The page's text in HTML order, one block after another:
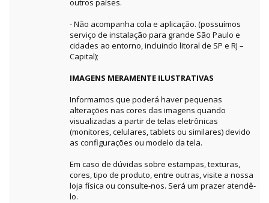
outros países.
- Não acompanha cola e aplicação. (possuímos
serviço de instalação para grande São Paulo e
cidades ao entorno, incluindo litoral de SP e RJ –
Capital);
IMAGENS MERAMENTE ILUSTRATIVAS
Informamos que poderá haver pequenas
alterações nas cores das imagens quando
visualizadas a partir de telas eletrônicas
(monitores, celulares, tablets ou similares) devido
as configurações ou modelo da tela.
Em caso de dúvidas sobre estampas, texturas,
cores, tipo de produto, entre outras, visite a nossa
loja física ou consulte-nos. Será um prazer atendê-
lo.